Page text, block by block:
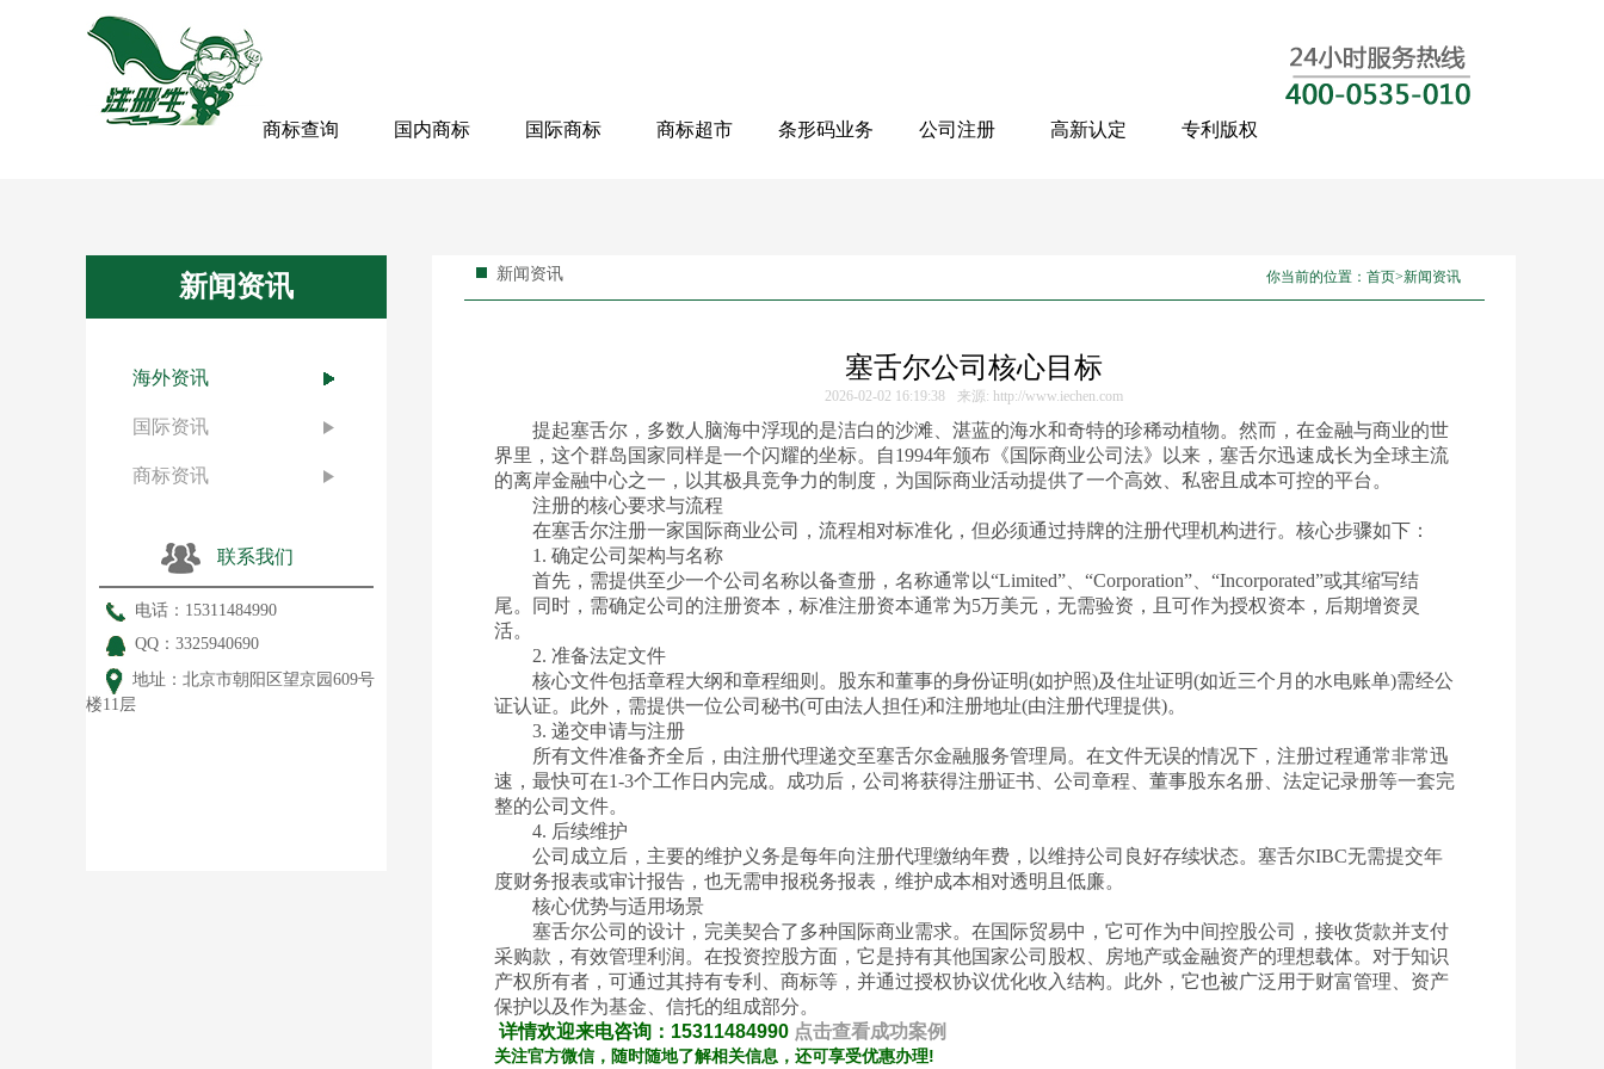
商标查询 国内商标 国际商标 商标超市 条形码业务 公司注册 高新认定 专利版权
新闻资讯
海外资讯
国际资讯
商标资讯
联系我们
电话：15311484990
QQ：3325940690
地址：北京市朝阳区望京园609号
楼11层
新闻资讯 你当前的位置： 首页>新闻资讯
塞舌尔公司核心目标
2026-02-02 16:19:38 来源: http://www.iechen.com
提起塞舌尔，多数人脑海中浮现的是洁白的沙滩、湛蓝的海水和奇特的珍稀动植物。然而，在金融与商业的世
界里，这个群岛国家同样是一个闪耀的坐标。自1994年颁布《国际商业公司法》以来，塞舌尔迅速成长为全球主流
的离岸金融中心之一，以其极具竞争力的制度，为国际商业活动提供了一个高效、私密且成本可控的平台。
注册的核心要求与流程
在塞舌尔注册一家国际商业公司，流程相对标准化，但必须通过持牌的注册代理机构进行。核心步骤如下：
1. 确定公司架构与名称
首先，需提供至少一个公司名称以备查册，名称通常以“Limited”、“Corporation”、“Incorporated”或其缩写结
尾。同时，需确定公司的注册资本，标准注册资本通常为5万美元，无需验资，且可作为授权资本，后期增资灵
活。
2. 准备法定文件
核心文件包括章程大纲和章程细则。股东和董事的身份证明(如护照)及住址证明(如近三个月的水电账单)需经公
证认证。此外，需提供一位公司秘书(可由法人担任)和注册地址(由注册代理提供)。
3. 递交申请与注册
所有文件准备齐全后，由注册代理递交至塞舌尔金融服务管理局。在文件无误的情况下，注册过程通常非常迅
速，最快可在1-3个工作日内完成。成功后，公司将获得注册证书、公司章程、董事股东名册、法定记录册等一套完
整的公司文件。
4. 后续维护
公司成立后，主要的维护义务是每年向注册代理缴纳年费，以维持公司良好存续状态。塞舌尔IBC无需提交年
度财务报表或审计报告，也无需申报税务报表，维护成本相对透明且低廉。
核心优势与适用场景
塞舌尔公司的设计，完美契合了多种国际商业需求。在国际贸易中，它可作为中间控股公司，接收货款并支付
采购款，有效管理利润。在投资控股方面，它是持有其他国家公司股权、房地产或金融资产的理想载体。对于知识
产权所有者，可通过其持有专利、商标等，并通过授权协议优化收入结构。此外，它也被广泛用于财富管理、资产
保护以及作为基金、信托的组成部分。
详情欢迎来电咨询： 15311484990 ​ 点击查看成功案例
关注官方微信，随时随地了解相关信息，还可享受优惠办理!